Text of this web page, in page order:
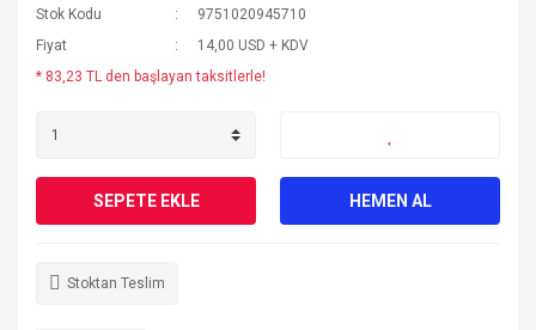
Stok Kodu
9751020945710
Fiyat
14,00 USD + KDV
* 83,23 TL den başlayan taksitlerle!
SEPETE EKLE HEMEN AL
Stoktan Teslim